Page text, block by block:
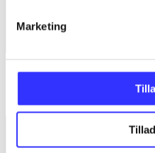
Marketing
Bd. 1 -Rationalitet og magt.